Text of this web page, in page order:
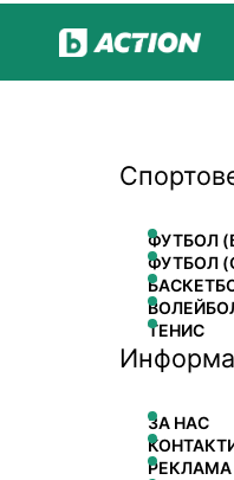
ФУТБОЛ
ФУТБОЛ
ТЕНИС
ЗА НАС
РЕКЛАМА